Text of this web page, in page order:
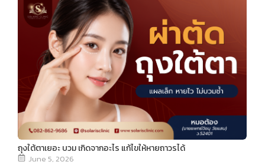
ถุงใต้ตาเยอะ บวม เกิดจากอะไร แก้ไขให้หายถาวรได้
June 5, 2026